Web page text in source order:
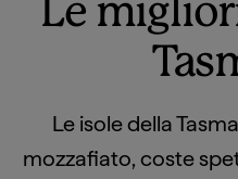
Le
Le isole della
mozzafiato, coste